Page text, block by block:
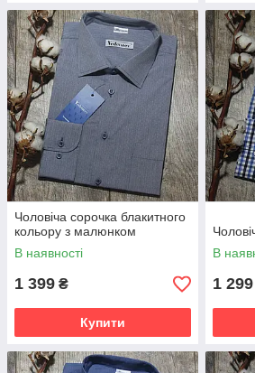
Чоловіча сорочка блакитного
кольору з малюнком
В наявності
1 399 ₴
Купити
В
1 299